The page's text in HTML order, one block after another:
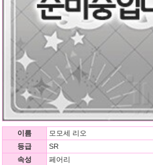
이름
모모세 리오
등급
SR
속성
페어리